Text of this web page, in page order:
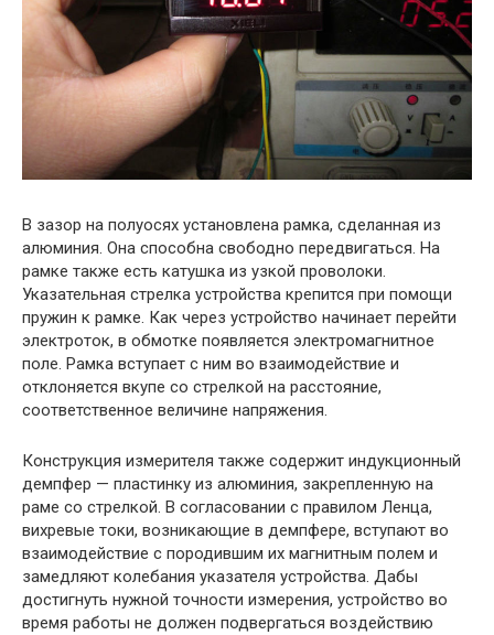
В зазор на полуосях установлена рамка, сделанная из
алюминия. Она способна свободно передвигаться. На
рамке также есть катушка из узкой проволоки.
Указательная стрелка устройства крепится при помощи
пружин к рамке. Как через устройство начинает перейти
электроток, в обмотке появляется электромагнитное
поле. Рамка вступает с ним во взаимодействие и
отклоняется вкупе со стрелкой на расстояние,
соответственное величине напряжения.
Конструкция измерителя также содержит индукционный
демпфер — пластинку из алюминия, закрепленную на
раме со стрелкой. В согласовании с правилом Ленца,
вихревые токи, возникающие в демпфере, вступают во
взаимодействие с породившим их магнитным полем и
замедляют колебания указателя устройства. Дабы
достигнуть нужной точности измерения, устройство во
время работы не должен подвергаться воздействию